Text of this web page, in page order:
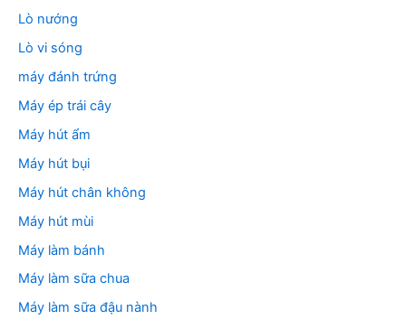
Lò nướng
Lò vi sóng
máy đánh trứng
Máy ép trái cây
Máy hút ẩm
Máy hút bụi
Máy hút chân không
Máy hút mùi
Máy làm bánh
Máy làm sữa chua
Máy làm sữa đậu nành